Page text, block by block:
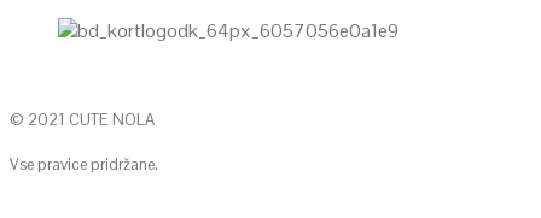
© 2021 CUTE NOLA
Vse pravice pridržane.